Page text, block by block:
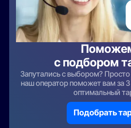
с подбором
Запутались с выбором?
наш оператор поможет вам за
оптимальный
Подобрать